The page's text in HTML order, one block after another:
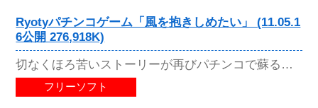
Ryotyパチンコゲーム「風を抱きしめたい」 (11.05.1
6公開 276,918K)
切なくほろ苦いストーリーが再びパチンコで蘇る…
フリーソフト